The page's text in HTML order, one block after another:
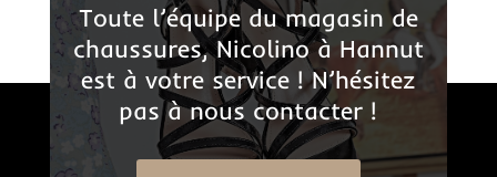
Toute l’équipe du magasin de
chaussures, Nicolino à Hannut
est à votre service ! N’hésitez
pas à nous contacter !